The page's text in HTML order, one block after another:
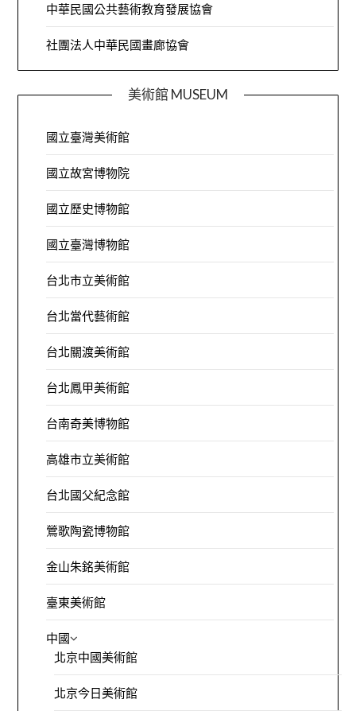
中華民國公共藝術教育發展協會
社團法人中華民國畫廊協會
美術館 MUSEUM
國立臺灣美術館
國立故宮博物院
國立歷史博物館
國立臺灣博物館
台北市立美術館
台北當代藝術館
台北關渡美術館
台北鳳甲美術館
台南奇美博物館
高雄市立美術館
台北國父紀念館
鶯歌陶瓷博物館
金山朱銘美術館
臺東美術館
中國
北京中國美術館
北京今日美術館